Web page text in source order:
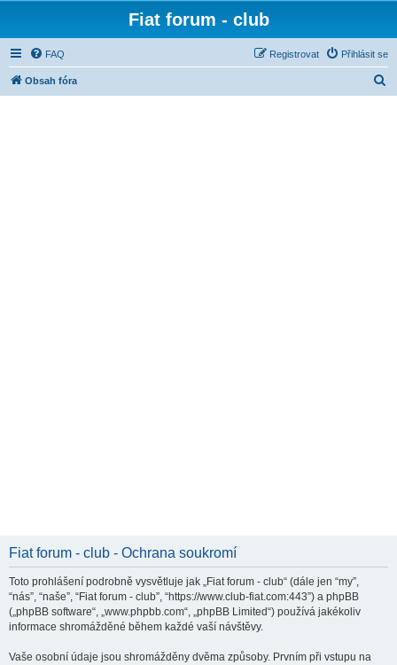
Fiat forum - club
FAQ Přihlásit se
Registrovat
Obsah fóra
Fiat forum - club - Ochrana soukromí
Toto prohlášení podrobně vysvětluje jak „Fiat forum - club“ (dále jen “my”,
“nás”, “naše”, “Fiat forum - club”, “https://www.club-fiat.com:443”) a phpBB
(„phpBB software“, „www.phpbb.com“, „phpBB Limited“) používá jakékoliv
informace shromážděné během každé vaší návštěvy.
Vaše osobní údaje jsou shromážděny dvěma způsoby. Prvním při vstupu na